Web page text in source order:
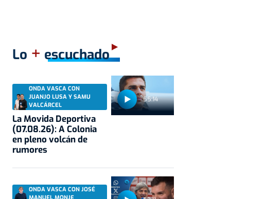
Lo + escuchado
55:14
ONDA VASCA CON
JUANJO LUSA Y SAMU
VALCÁRCEL
La Movida Deportiva
(07.08.26): A Colonia
en pleno volcán de
rumores
ONDA VASCA CON JOSÉ